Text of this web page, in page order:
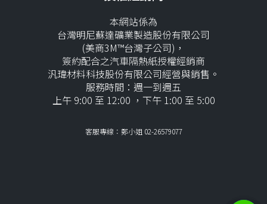
本網站係為
台灣明尼蘇達礦業製造股份有限公司
(美商3M™台灣子公司)，
簽約配合之汽車隔熱紙授權經銷商
汎瑋材料科技股份有限公司經營與銷售。
服務時間：週一到週五
上午 9:00 至 12:00 ，下午 1:00 至 5:00
客服專線：鄭小姐 02-26579077